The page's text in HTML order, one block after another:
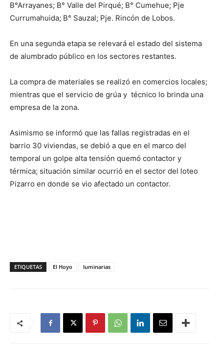
B°Arrayanes; B° Valle del Pirqué; B° Cumehue; Pje
Currumahuida; B° Sauzal; Pje. Rincón de Lobos.
En una segunda etapa se relevará el estado del sistema
de alumbrado público en los sectores restantes.
La compra de materiales se realizó en comercios locales;
mientras que el servicio de grúa y técnico lo brinda una
empresa de la zona.
Asimismo se informó que las fallas registradas en el
barrio 30 viviendas, se debió a que en el marco del
temporal un golpe alta tensión quemó contactor y
térmica; situación similar ocurrió en el sector del loteo
Pizarro en donde se vio afectado un contactor.
ETIQUETAS El Hoyo luminarias